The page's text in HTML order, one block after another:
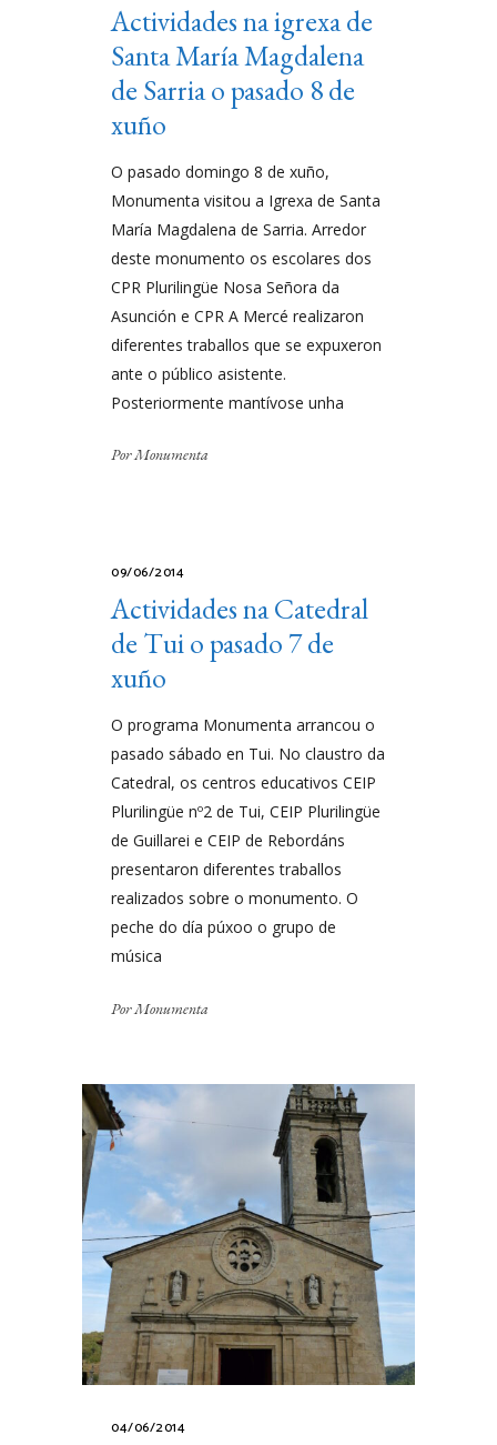
Actividades na igrexa de
Santa María Magdalena
de Sarria o pasado 8 de
xuño
O pasado domingo 8 de xuño,
Monumenta visitou a Igrexa de Santa
María Magdalena de Sarria. Arredor
deste monumento os escolares dos
CPR Plurilingüe Nosa Señora da
Asunción e CPR A Mercé realizaron
diferentes traballos que se expuxeron
ante o público asistente.
Posteriormente mantívose unha
PorMonumenta
09/06/2014
Actividades na Catedral
de Tui o pasado 7 de
xuño
O programa Monumenta arrancou o
pasado sábado en Tui. No claustro da
Catedral, os centros educativos CEIP
Plurilingüe nº2 de Tui, CEIP Plurilingüe
de Guillarei e CEIP de Rebordáns
presentaron diferentes traballos
realizados sobre o monumento. O
peche do día púxoo o grupo de
música
PorMonumenta
04/06/2014